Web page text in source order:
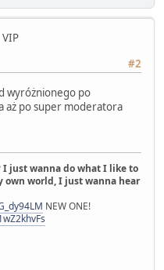
VIP
#2
wyróżnionego po
aż po super moderatora
just wanna do what I like to
world, I just wanna hear
NEW ONE!